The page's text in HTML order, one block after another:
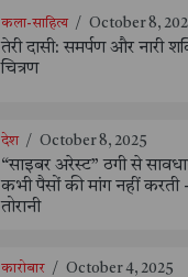
कला-साहित्य / October 8,
तेरी दासी: समर्पण और नारी
चित्रण
देश / October 8, 2025
“साइबर अरेस्ट” ठगी से
कभी पैसों की मांग नहीं करती -
तोरानी
कारोबार / October 4, 2025